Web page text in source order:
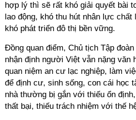
hợp lý thì sẽ rất khó giải quyết bài
lao động, khó thu hút nhân lực
khó phát triển đô thị bền vững.
Đồng quan điểm, Chủ tịch Tập
nhận định người Việt vẫn nặng văn
quan niệm an cư lạc nghiệp, làm
để định cư, sinh sống, con cái học
nhà thường bị gắn với thiếu ổn
thất bại, thiếu trách nhiệm với thế